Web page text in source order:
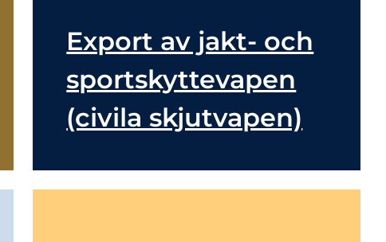
Export av jakt- och
sportskyttevapen
(civila skjutvapen)